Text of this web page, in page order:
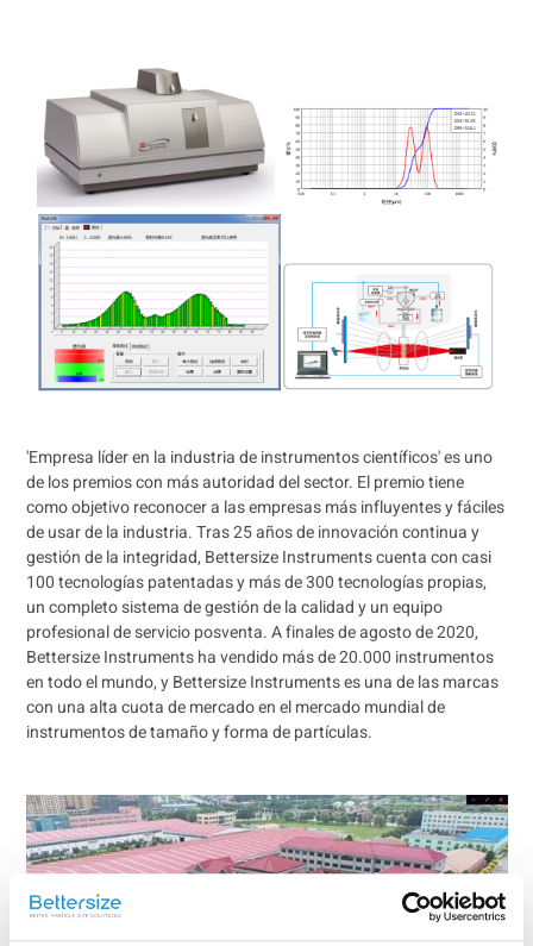
'Empresa líder en la industria de instrumentos científicos' es uno
de los premios con más autoridad del sector. El premio tiene
como objetivo reconocer a las empresas más influyentes y fáciles
de usar de la industria. Tras 25 años de innovación continua y
gestión de la integridad, Bettersize Instruments cuenta con casi
100 tecnologías patentadas y más de 300 tecnologías propias,
un completo sistema de gestión de la calidad y un equipo
profesional de servicio posventa. A finales de agosto de 2020,
Bettersize Instruments ha vendido más de 20.000 instrumentos
en todo el mundo, y Bettersize Instruments es una de las marcas
con una alta cuota de mercado en el mercado mundial de
instrumentos de tamaño y forma de partículas.